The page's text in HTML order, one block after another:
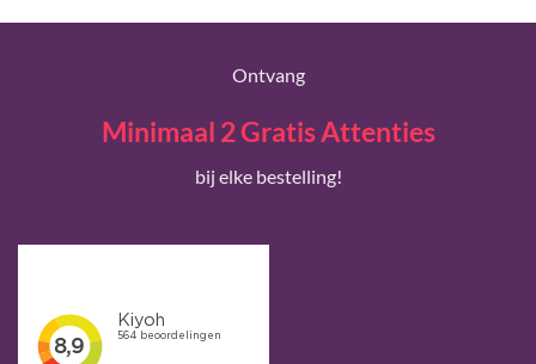
Ontvang
Minimaal 2 Gratis Attenties
bij elke bestelling!